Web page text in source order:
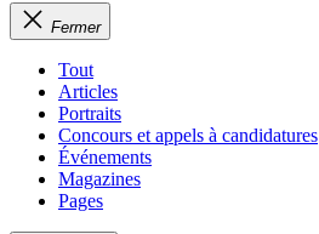
Fermer
Tout
Articles
Portraits
Concours et appels à candidatures
Événements
Magazines
Pages